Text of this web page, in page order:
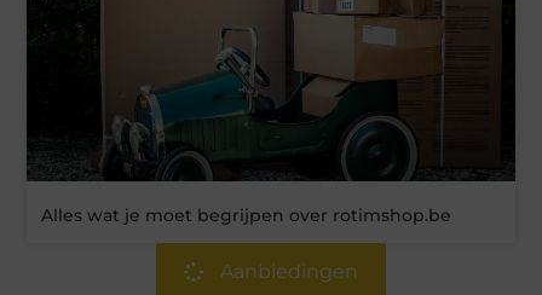
Alles wat je moet begrijpen over rotimshop.be
Aanbiedingen